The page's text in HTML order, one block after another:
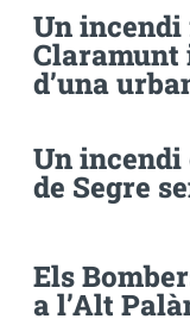
Un incendi
Claramunt
d’una
Un
de Segre
Els
a l’Alt